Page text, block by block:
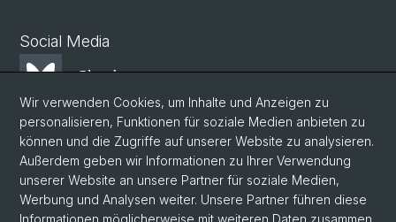
Social Media
Bluesky
Mastodon
LinkedIn
Wir verwenden Cookies, um Inhalte und Anzeigen zu
personalisieren, Funktionen für soziale Medien anbieten zu
können und die Zugriffe auf unserer Website zu analysieren.
Außerdem geben wir Informationen zu Ihrer Verwendung
unserer Website an unsere Partner für soziale Medien,
Werbung und Analysen weiter. Unsere Partner führen diese
Informationen möglicherweise mit weiteren Daten zusammen,